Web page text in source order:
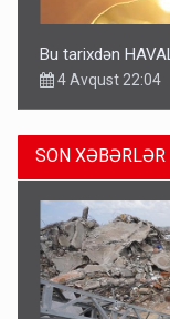
Bu tarixdən
4 Avqust 22:04
SON XƏBƏRLƏR